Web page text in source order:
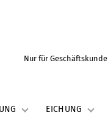
Nur für
EICHUNG